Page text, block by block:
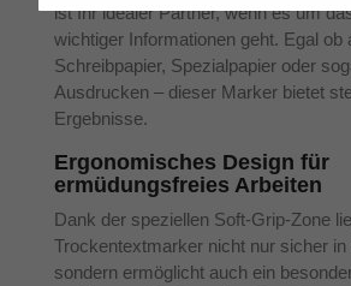
ist Ihr idealer Partner, wenn es um
wichtiger Informationen geht. Egal ob
Schreibpapier, Spezialpapier oder
Ausdrucken – dieser Marker bietet
Ergebnisse.
Ergonomisches Design für
ermüdungsfreies Arbeiten
Dank der speziellen Soft-Grip-Zone
Trockentextmarker nicht nur sicher in
sondern ermöglicht auch ein